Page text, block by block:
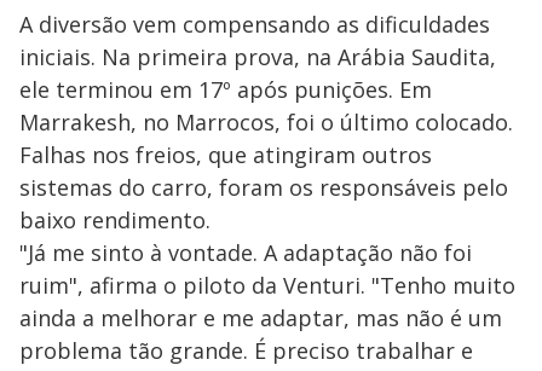
A diversão vem compensando as dificuldades
iniciais. Na primeira prova, na Arábia Saudita,
ele terminou em 17º após punições. Em
Marrakesh, no Marrocos, foi o último colocado.
Falhas nos freios, que atingiram outros
sistemas do carro, foram os responsáveis pelo
baixo rendimento.
"Já me sinto à vontade. A adaptação não foi
ruim", afirma o piloto da Venturi. "Tenho muito
ainda a melhorar e me adaptar, mas não é um
problema tão grande. É preciso trabalhar e